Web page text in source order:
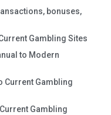
bonuses,
Gambling Sites
to Modern
Current Gambling
Gambling